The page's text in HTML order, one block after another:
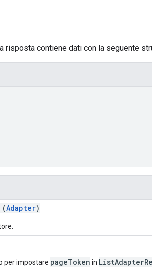
contiene dati con la seguente
(Adapter)
per impostare pageToken in